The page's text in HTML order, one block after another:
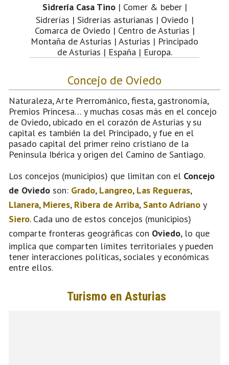
Sidrería Casa Tino| Comer & beber |
Sidrerías | Sidrerías asturianas | Oviedo |
Comarca de Oviedo | Centro de Asturias |
Montaña de Asturias | Asturias | Principado
de Asturias | España | Europa.
Concejo de Oviedo
Naturaleza, Arte Prerrománico, fiesta, gastronomía,
Premios Princesa… y muchas cosas más en el concejo
de Oviedo, ubicado en el corazón de Asturias y su
capital es también la del Principado, y fue en el
pasado capital del primer reino cristiano de la
Península Ibérica y origen del Camino de Santiago.
Los concejos (municipios) que limitan con el Concejo
de Oviedo son: Grado, Langreo, Las Regueras,
Llanera, Mieres, Ribera de Arriba, Santo Adriano y
Siero. Cada uno de estos concejos (municipios)
comparte fronteras geográficas con Oviedo, lo que
implica que comparten límites territoriales y pueden
tener interacciones políticas, sociales y económicas
entre ellos.